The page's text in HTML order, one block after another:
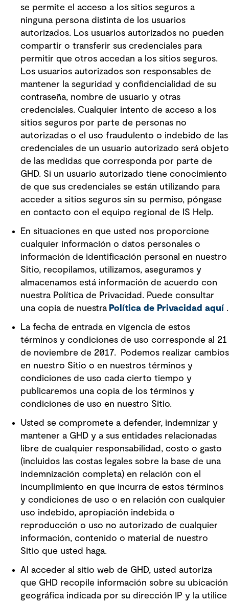
se permite el acceso a los sitios seguros a
ninguna persona distinta de los usuarios
autorizados. Los usuarios autorizados no pueden
compartir o transferir sus credenciales para
permitir que otros accedan a los sitios seguros.
Los usuarios autorizados son responsables de
mantener la seguridad y confidencialidad de su
contraseña, nombre de usuario y otras
credenciales. Cualquier intento de acceso a los
sitios seguros por parte de personas no
autorizadas o el uso fraudulento o indebido de las
credenciales de un usuario autorizado será objeto
de las medidas que corresponda por parte de
GHD. Si un usuario autorizado tiene conocimiento
de que sus credenciales se están utilizando para
acceder a sitios seguros sin su permiso, póngase
en contacto con el equipo regional de IS Help.
En situaciones en que usted nos proporcione
cualquier información o datos personales o
información de identificación personal en nuestro
Sitio, recopilamos, utilizamos, aseguramos y
almacenamos está información de acuerdo con
nuestra Política de Privacidad. Puede consultar
una copia de nuestra Política de Privacidad aquí .
La fecha de entrada en vigencia de estos
términos y condiciones de uso corresponde al 21
de noviembre de 2017. Podemos realizar cambios
en nuestro Sitio o en nuestros términos y
condiciones de uso cada cierto tiempo y
publicaremos una copia de los términos y
condiciones de uso en nuestro Sitio.
Usted se compromete a defender, indemnizar y
mantener a GHD y a sus entidades relacionadas
libre de cualquier responsabilidad, costo o gasto
(incluidos las costas legales sobre la base de una
indemnización completa) en relación con el
incumplimiento en que incurra de estos términos
y condiciones de uso o en relación con cualquier
uso indebido, apropiación indebida o
reproducción o uso no autorizado de cualquier
información, contenido o material de nuestro
Sitio que usted haga.
Al acceder al sitio web de GHD, usted autoriza
que GHD recopile información sobre su ubicación
geográfica indicada por su dirección IP y la utilice